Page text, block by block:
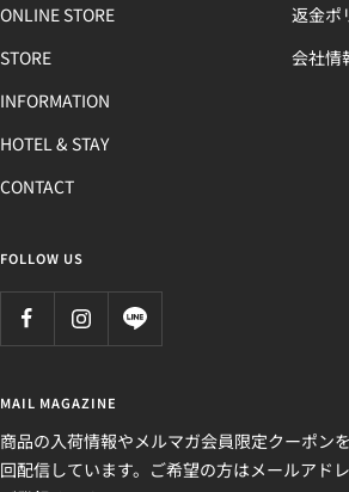
ONLINE STORE
STORE
INFORMATION
HOTEL & STAY
CONTACT
返金ポ
会社情
FOLLOW US
MAIL MAGAZINE
商品の入荷情報やメルマガ会員限定クーポン
回配信しています。ご希望の方はメールアド